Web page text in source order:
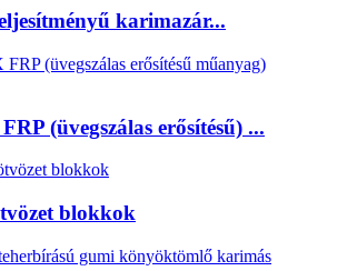
karimazár...
(üvegszálas erősítésű) ...
blokkok